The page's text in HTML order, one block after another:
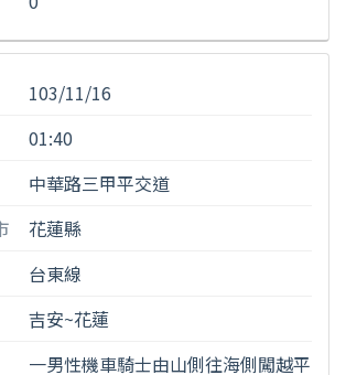
103/11/16
01:40
中華路三甲平交道
花蓮縣
台東線
吉安~花蓮
一男性機車騎士由山側往海側闖越平